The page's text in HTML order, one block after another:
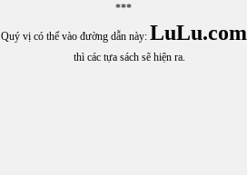
***
Quý vị có thể vào đường dẫn này: LuLu.com
thì các tựa sách sẽ hiện ra.